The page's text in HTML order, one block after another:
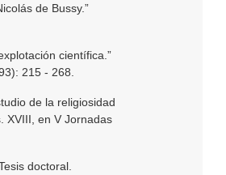
de Bussy.”
científica.”
215 - 268.
de la religiosidad
XVIII, en V Jornadas
doctoral.